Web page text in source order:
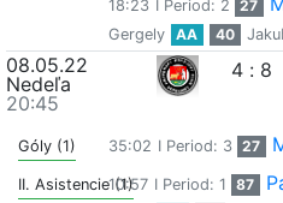
18:23 I Period: 2 27
Gergely
AA 40
08.05.22
Nedeľa
20:45
4 : 8
Góly (1) 35:02 I Period: 3 27
II. Asistencie (1)
10:57 I Period: 1 87